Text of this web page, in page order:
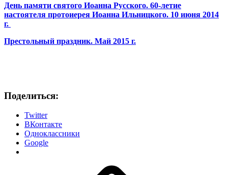
День памяти святого Иоанна Русского. 60-летие
настоятеля протоиерея Иоанна Ильницкого. 10 июня 2014
г.
Престольный праздник. Май 2015 г.
Поделиться:
Twitter
ВКонтакте
Одноклассники
Google